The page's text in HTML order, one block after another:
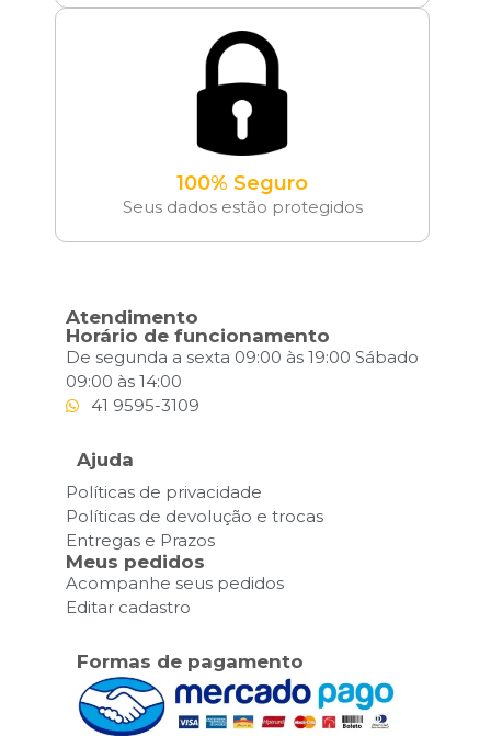
100% Seguro
Seus dados estão protegidos
Atendimento
Horário de funcionamento
De segunda a sexta 09:00 às 19:00 Sábado
09:00 às 14:00
41 9595-3109
Ajuda
Políticas de privacidade
Políticas de devolução e trocas
Entregas e Prazos
Meus pedidos
Acompanhe seus pedidos
Editar cadastro
Formas de pagamento